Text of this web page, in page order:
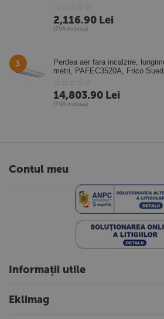
2,116.90 Lei
(TVA inclusa)
3
Perdea aer fara incalzire,
metri, PAFEC3520A, Frico
14,803.90 Lei
(TVA inclusa)
Contul meu
Informații utile
Eklimag